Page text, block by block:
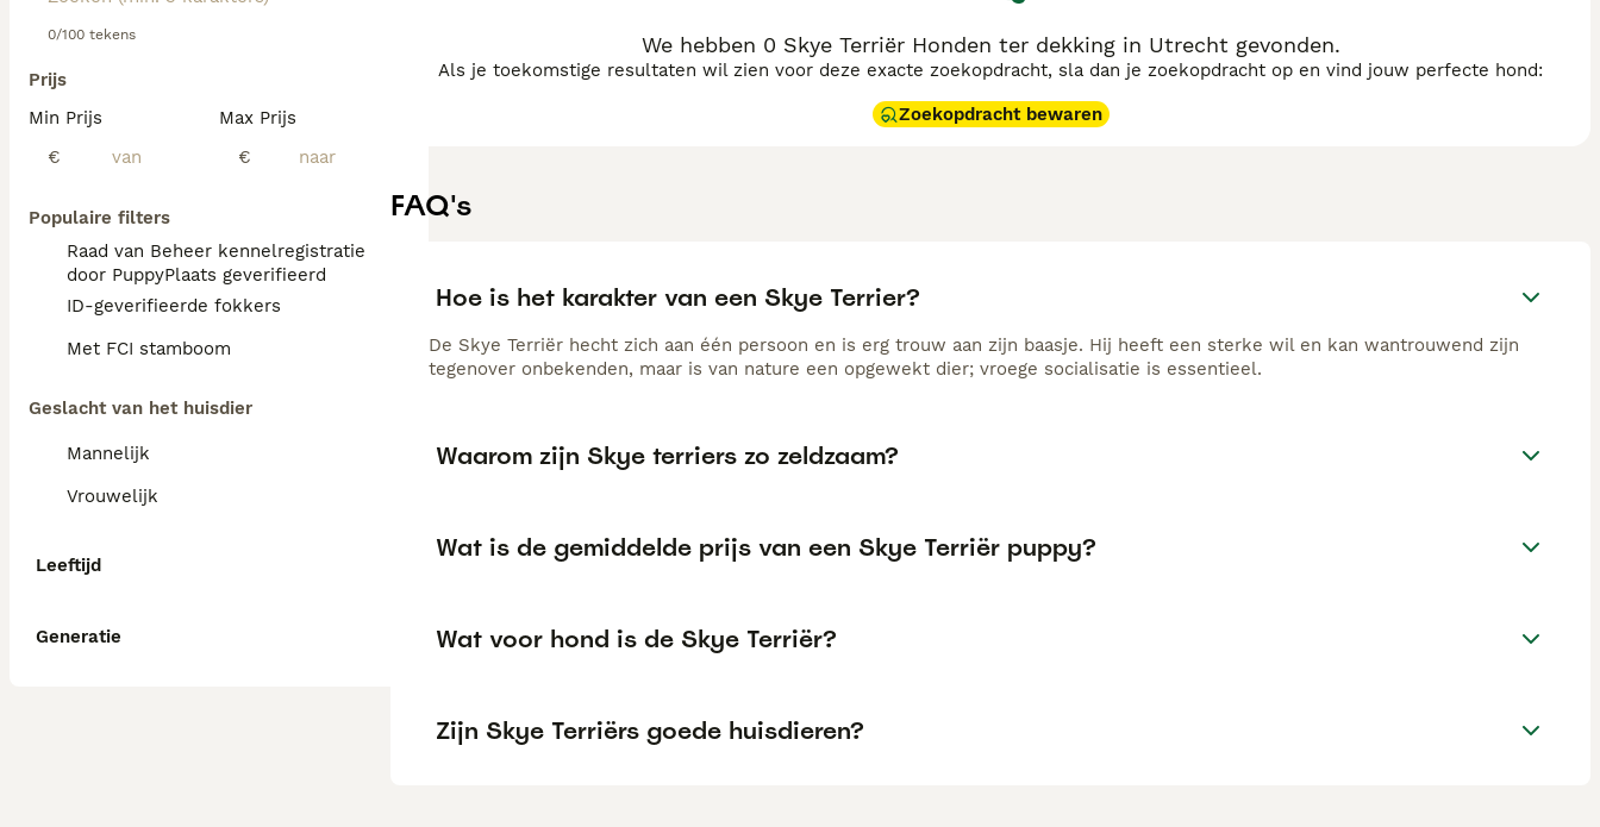
0/100 tekens
Prijs
Min Prijs
€
Max Prijs
€
Populaire filters
Raad van Beheer kennelregistratie
door PuppyPlaats geverifieerd
ID-geverifieerde fokkers
Met FCI stamboom
Geslacht van het huisdier
Mannelijk
Vrouwelijk
Leeftijd
Generatie
We hebben 0 Skye Terriër Honden ter dekking in Utrecht gevonden.
Als je toekomstige resultaten wil zien voor deze exacte zoekopdracht, sla dan je zoekopdracht op en vind jouw perfecte hond:
Zoekopdracht bewaren
FAQ's
Hoe is het karakter van een Skye Terrier?
De Skye Terriër hecht zich aan één persoon en is erg trouw aan zijn baasje. Hij heeft een sterke wil en kan wantrouwend zijn
tegenover onbekenden, maar is van nature een opgewekt dier; vroege socialisatie is essentieel.
Waarom zijn Skye terriers zo zeldzaam?
Wat is de gemiddelde prijs van een Skye Terriër puppy?
Wat voor hond is de Skye Terriër?
Zijn Skye Terriërs goede huisdieren?